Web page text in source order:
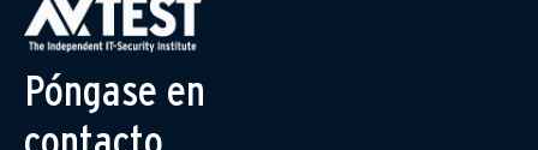
Póngase en